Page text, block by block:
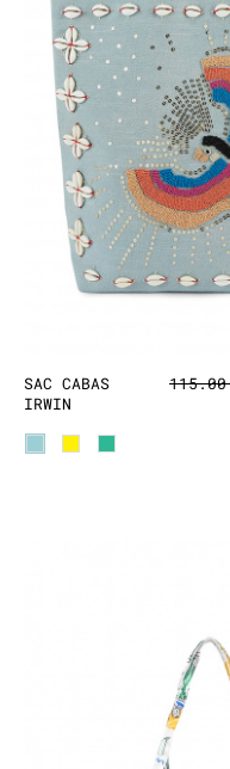
SAC CABAS
IRWIN
115.00